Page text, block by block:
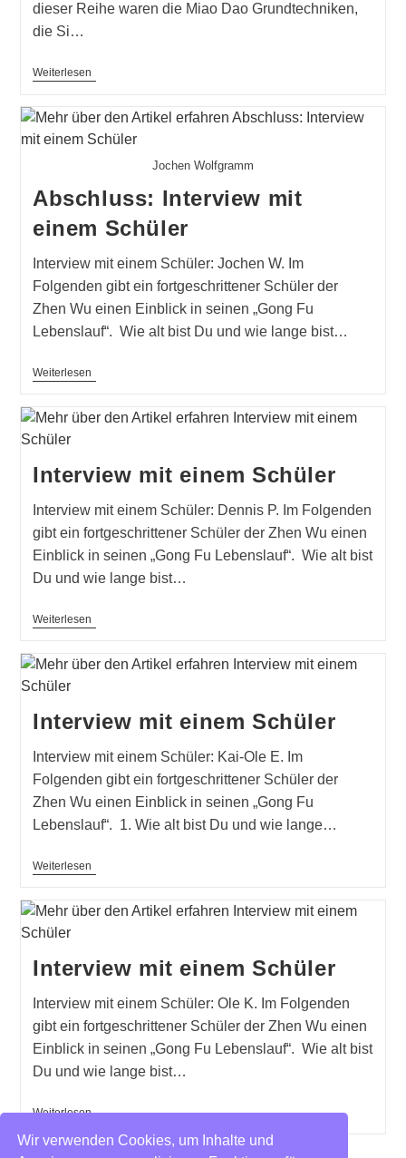
dieser Reihe waren die Miao Dao Grundtechniken,
die Si…
WeiterlesenWaffenseminar
Jochen Wolfgramm
Abschluss: Interview mit
einem Schüler
Interview mit einem Schüler: Jochen W. Im
Folgenden gibt ein fortgeschrittener Schüler der
Zhen Wu einen Einblick in seinen „Gong Fu
Lebenslauf“. Wie alt bist Du und wie lange bist…
WeiterlesenAbschluss:
Einem
Interview mit einem Schüler
Interview mit einem Schüler: Dennis P. Im Folgenden
gibt ein fortgeschrittener Schüler der Zhen Wu einen
Einblick in seinen „Gong Fu Lebenslauf“. Wie alt bist
Du und wie lange bist…
WeiterlesenInterview
Schüler
Interview mit einem Schüler
Interview mit einem Schüler: Kai-Ole E. Im
Folgenden gibt ein fortgeschrittener Schüler der
Zhen Wu einen Einblick in seinen „Gong Fu
Lebenslauf“. 1. Wie alt bist Du und wie lange…
WeiterlesenInterview
Schüler
Interview mit einem Schüler
Interview mit einem Schüler: Ole K. Im Folgenden
gibt ein fortgeschrittener Schüler der Zhen Wu einen
Einblick in seinen „Gong Fu Lebenslauf“. Wie alt bist
Du und wie lange bist…
WeiterlesenInterview
Einem
Wir verwenden Cookies, um Inhalte und